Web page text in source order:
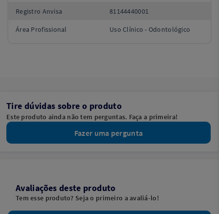
Registro Anvisa 81144440001
Área Profissional Uso Clínico - Odontológico
Tire dúvidas sobre o produto
Este produto ainda não tem perguntas. Faça a primeira!
Fazer uma pergunta
Avaliações deste produto
Tem esse produto? Seja o primeiro a avaliá-lo!